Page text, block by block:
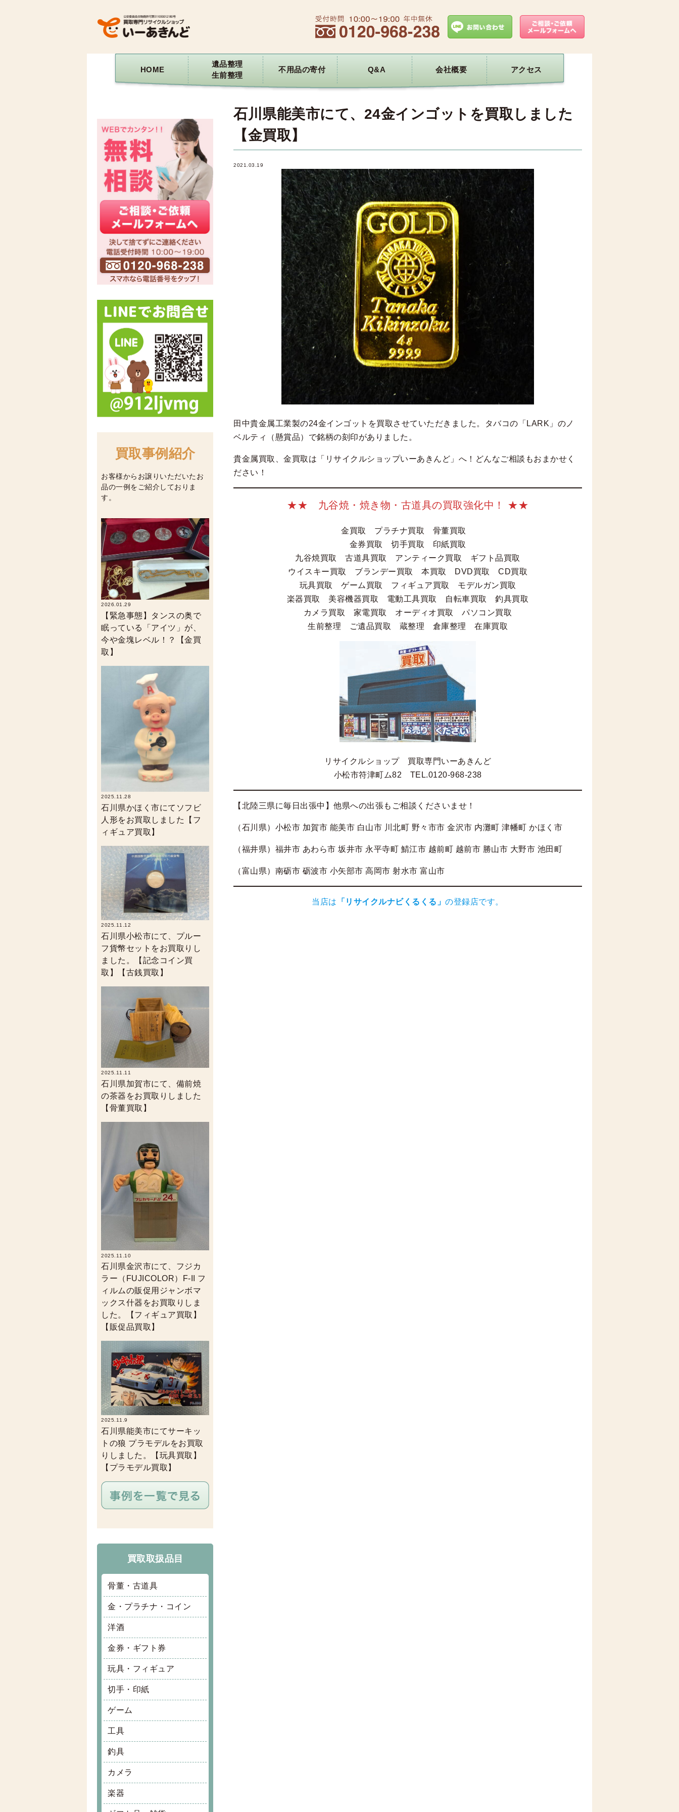
HOME
遺品整理
生前整理
不用品の寄付 Q&A 会社概要 アクセス
買取事例紹介
お客様からお譲りいただいたお
品の一例をご紹介しておりま
す。
2026.01.29
【緊急事態】タンスの奥で
眠っている「アイツ」が、
今や金塊レベル！？【金買
取】
2025.11.28
石川県かほく市にてソフビ
人形をお買取しました【フ
ィギュア買取】
2025.11.12
石川県小松市にて、プルー
フ貨幣セットをお買取りし
ました。【記念コイン買
取】【古銭買取】
2025.11.11
石川県加賀市にて、備前焼
の茶器をお買取りしました
【骨董買取】
2025.11.10
石川県金沢市にて、フジカ
ラー（FUJICOLOR）F-II フ
ィルムの販促用ジャンボマ
ックス什器をお買取りしま
した。【フィギュア買取】
【販促品買取】
2025.11.9
石川県能美市にてサーキッ
トの狼 プラモデルをお買取
りしました。【玩具買取】
【プラモデル買取】
買取取扱品目
骨董・古道具
金・プラチナ・コイン
洋酒
金券・ギフト券
玩具・フィギュア
切手・印紙
ゲーム
工具
釣具
カメラ
楽器
石川県能美市にて、24金インゴットを買取しました
【金買取】
2021.03.19
田中貴金属工業製の24金インゴットを買取させていただきました。タバコの「LARK」のノ
ベルティ（懸賞品）で銘柄の刻印がありました。
貴金属買取、金買取は「リサイクルショップいーあきんど」へ！どんなご相談もおまかせく
ださい！
★★ 九谷焼・焼き物・古道具の買取強化中！ ★★
金買取 プラチナ買取 骨董買取
金券買取 切手買取 印紙買取
九谷焼買取 古道具買取 アンティーク買取 ギフト品買取
ウイスキー買取 ブランデー買取 本買取 DVD買取 CD買取
玩具買取 ゲーム買取 フィギュア買取 モデルガン買取
楽器買取 美容機器買取 電動工具買取 自転車買取 釣具買取
カメラ買取 家電買取 オーディオ買取 パソコン買取
生前整理 ご遺品買取 蔵整理 倉庫整理 在庫買取
リサイクルショップ 買取専門いーあきんど
小松市符津町ム82 TEL.0120-968-238
【北陸三県に毎日出張中】他県への出張もご相談くださいませ！
（石川県）小松市 加賀市 能美市 白山市 川北町 野々市市 金沢市 内灘町 津幡町 かほく市
（福井県）福井市 あわら市 坂井市 永平寺町 鯖江市 越前町 越前市 勝山市 大野市 池田町
（富山県）南砺市 砺波市 小矢部市 高岡市 射水市 富山市
当店は 「 リサイクルナビくるくる 」の登録店です。